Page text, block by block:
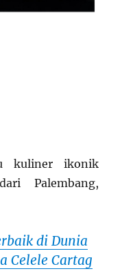
kuliner ikonik
Palembang,
di Dunia
Celele Cartag